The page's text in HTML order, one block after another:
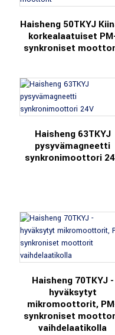
Haisheng 50TKYJ
korkealaatuiset
synkroniset
Haisheng 63TKYJ
pysyvämagneetti
synkronimoottori
Haisheng 70TKYJ -
hyväksytyt
mikromoottorit,
synkroniset
vaihdelaatikolla